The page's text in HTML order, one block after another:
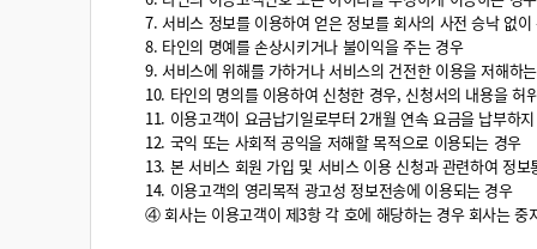
7. 서비스 정보를 이용하여 얻은 정보를 회사의 사전 승낙 없
8. 타인의 명예를 손상시키거나 불이익을 주는 경우
9. 서비스에 위해를 가하거나 서비스의 건전한 이용을 저해하
10. 타인의 명의를 이용하여 신청한 경우, 신청서의 내용을
11. 이용고객이 요금납기일로부터 2개월 연속 요금을 납부하
12. 국익 또는 사회적 공익을 저해할 목적으로 이용되는 경우
13. 본 서비스 회원 가입 및 서비스 이용 신청과 관련하여 정
14. 이용고객의 영리목적 광고성 정보전송에 이용되는 경우
④ 회사는 이용고객이 제3항 각 호에 해당하는 경우 회사는